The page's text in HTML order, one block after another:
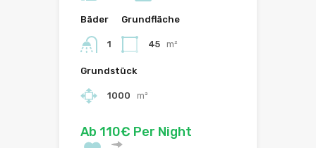
Bäder
1
Grundfläche
45 m²
Grundstück
1000 m²
Ab 110€ Per Night